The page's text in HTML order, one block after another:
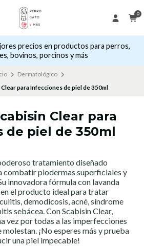
0
precios en productos para perros,
bovinos, porcinos y más
Dermatológico
para Infecciones de piel de 350ml
Clear para
de piel de 350ml
tratamiento diseñado
combatir piodermas superficiales y
innovadora fórmula con lavanda
el producto ideal para tratar
demodicosis, acné, síndrome
sebácea. Con Scabisin Clear,
vez por todas a las imperfecciones
¡No esperes más y prueba
una piel impecable!